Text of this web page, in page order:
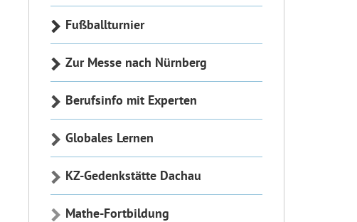
Fußballturnier
Zur Messe nach Nürnberg
Berufsinfo mit Experten
Globales Lernen
KZ-Gedenkstätte Dachau
Mathe-Fortbildung